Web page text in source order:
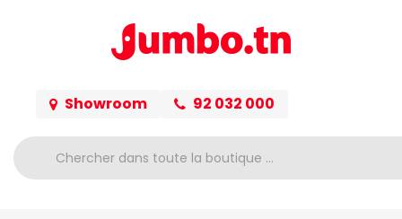
Showroom 92 032 000